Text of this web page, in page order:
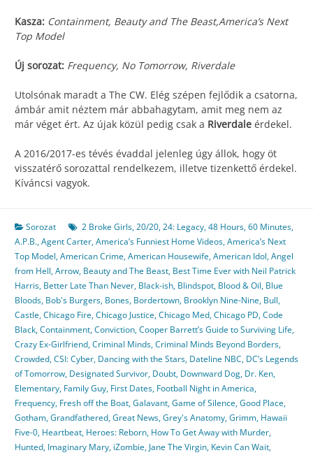
Kasza: Containment, Beauty and The Beast,America’s Next
Top Model
Új sorozat: Frequency, No Tomorrow, Riverdale
Utolsónak maradt a The CW. Elég szépen fejlődik a csatorna,
ámbár amit néztem már abbahagytam, amit meg nem az
már véget ért. Az újak közül pedig csak a Riverdale érdekel.
A 2016/2017-es tévés évaddal jelenleg úgy állok, hogy öt
visszatérő sorozattal rendelkezem, illetve tizenkettő érdekel.
Kíváncsi vagyok.
Sorozat 2 Broke Girls,20/20,24: Legacy,48 Hours,60 Minutes,
A.P.B.,Agent Carter,America’s Funniest Home Videos,America’s Next
Top Model,American Crime,American Housewife,American Idol,Angel
from Hell,Arrow, Beauty and The Beast, Best Time Ever with Neil Patrick
Harris, Better Late Than Never, Black-ish, Blindspot, Blood & Oil, Blue
Bloods, Bob's Burgers, Bones, Bordertown, Brooklyn Nine-Nine, Bull,
Castle,Chicago Fire,Chicago Justice,Chicago Med,Chicago PD,Code
Black,Containment,Conviction,Cooper Barrett’s Guide to Surviving Life,
Crazy Ex-Girlfriend,Criminal Minds,Criminal Minds Beyond Borders,
Crowded,CSI: Cyber, Dancing with the Stars, Dateline NBC, DC’s Legends
of Tomorrow, Designated Survivor, Doubt, Downward Dog, Dr. Ken,
Elementary, Family Guy, First Dates, Football Night in America,
Frequency, Fresh off the Boat,Galavant,Game of Silence,Good Place,
Gotham,Grandfathered,Great News,Grey's Anatomy,Grimm, Hawaii
Five-0, Heartbeat, Heroes: Reborn, How To Get Away with Murder,
Hunted, Imaginary Mary, iZombie,Jane The Virgin, Kevin Can Wait,